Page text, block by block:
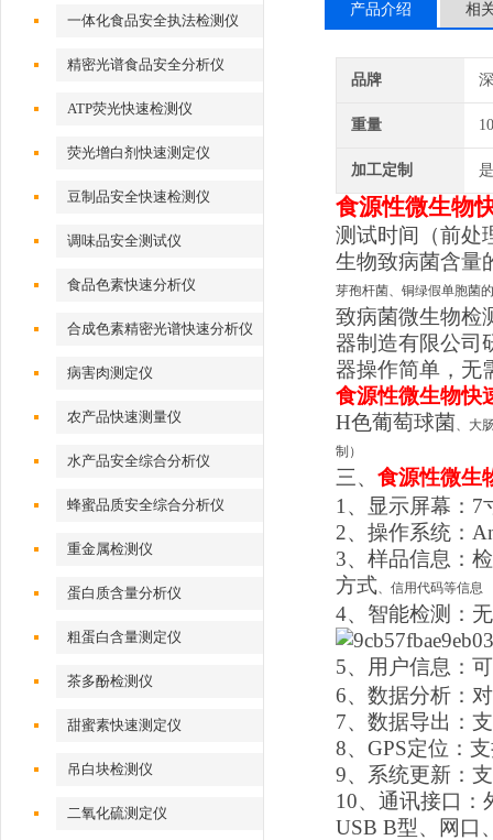
一体化食品安全执法检测仪
精密光谱食品安全分析仪
ATP荧光快速检测仪
荧光增白剂快速测定仪
豆制品安全快速检测仪
调味品安全测试仪
食品色素快速分析仪
合成色素精密光谱快速分析仪
病害肉测定仪
农产品快速测量仪
水产品安全综合分析仪
蜂蜜品质安全综合分析仪
重金属检测仪
蛋白质含量分析仪
粗蛋白含量测定仪
茶多酚检测仪
甜蜜素快速测定仪
吊白块检测仪
二氧化硫测定仪
产品介绍 相
品牌
重量
加工定制 是
食源性微生物
测试时间（前处
生物致病菌含量
芽孢杆菌、铜绿假单胞菌
致病菌微生物检
器制造有限公司
器操作简单，无
食源性微生物快
H色葡萄球菌、大
制）
三、 食源性微生
1、显示屏幕：7
2、操作系统：
3、样品信息：
方式、信用代码等信息
4、智能检测：
5、用户信息：
6、数据分析：
7、数据导出：
8、GPS定位：
9、系统更新：
10、通讯接口：
USB B型、网口